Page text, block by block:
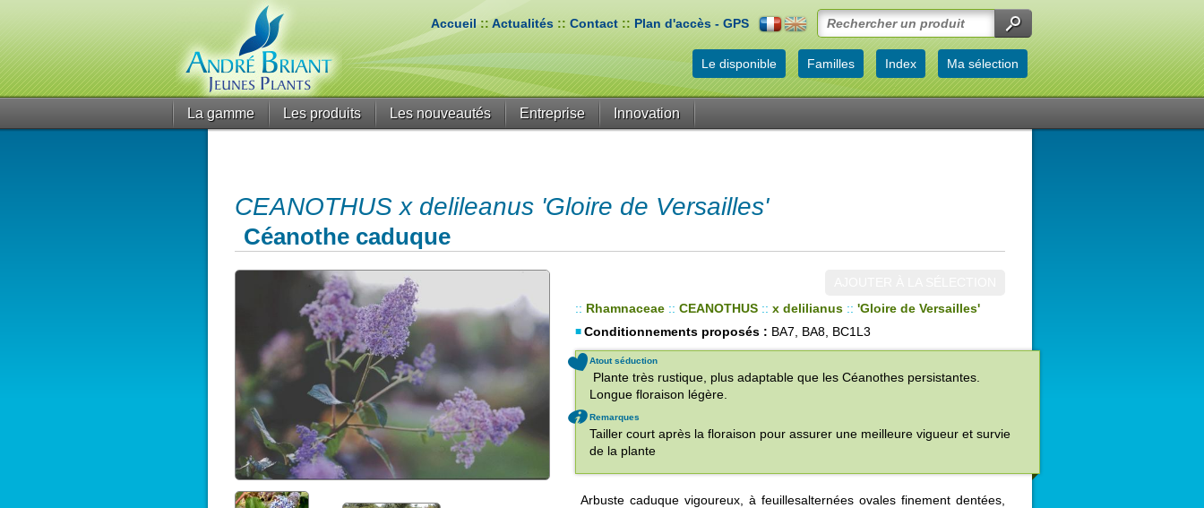
Accueil::Actualités :: Contact :: Plan d'accès - GPS
Le disponible Familles Index Ma sélection
La gamme Les produits Les nouveautés Entreprise Innovation
CEANOTHUS x delileanus 'Gloire de Versailles'
Céanothe caduque
:: Rhamnaceae :: CEANOTHUS :: x delilianus :: 'Gloire de Versailles'
Conditionnements proposés : BA7, BA8, BC1L3
Atout séduction
Plante très rustique, plus adaptable que les Céanothes persistantes.
Longue floraison légère.
Remarques
Tailler court après la floraison pour assurer une meilleure vigueur et survie
de la plante
Arbuste caduque vigoureux, à feuillesalternées ovales finement dentées,